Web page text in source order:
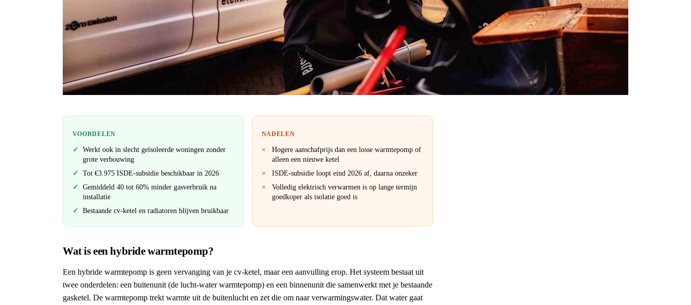
VOORDELEN
Werkt ook in slecht geïsoleerde woningen zonder
grote verbouwing
Tot €3.975 ISDE-subsidie beschikbaar in 2026
Gemiddeld 40 tot 60% minder gasverbruik na
installatie
Bestaande cv-ketel en radiatoren blijven bruikbaar
NADELEN
Hogere aanschafprijs dan een losse warmtepomp of
alleen een nieuwe ketel
ISDE-subsidie loopt eind 2026 af, daarna onzeker
Volledig elektrisch verwarmen is op lange termijn
goedkoper als isolatie goed is
Wat is een hybride warmtepomp?
Een hybride warmtepomp is geen vervanging van je cv-ketel, maar een aanvulling erop. Het systeem bestaat uit
twee onderdelen: een buitenunit (de lucht-water warmtepomp) en een binnenunit die samenwerkt met je bestaande
gasketel. De warmtepomp trekt warmte uit de buitenlucht en zet die om naar verwarmingswater. Dat water gaat